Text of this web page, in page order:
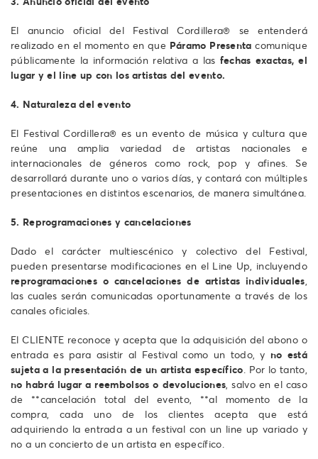
El anuncio oficial del Festival Cordillera® se entenderá
realizado en el momento en que Páramo Presenta comunique
públicamente la información relativa a las fechas exactas, el
lugar y el line up con los artistas del evento.
4. Naturaleza del evento
El Festival Cordillera® es un evento de música y cultura que
reúne una amplia variedad de artistas nacionales e
internacionales de géneros como rock, pop y afines. Se
desarrollará durante uno o varios días, y contará con múltiples
presentaciones en distintos escenarios, de manera simultánea.
5. Reprogramaciones y cancelaciones
Dado el carácter multiescénico y colectivo del Festival,
pueden presentarse modificaciones en el Line Up, incluyendo
reprogramaciones o cancelaciones de artistas individuales,
las cuales serán comunicadas oportunamente a través de los
canales oficiales.
El CLIENTE reconoce y acepta que la adquisición del abono o
entrada es para asistir al Festival como un todo, y no está
sujeta a la presentación de un artista específico. Por lo tanto,
no habrá lugar a reembolsos o devoluciones, salvo en el caso
de **cancelación total del evento, **al momento de la
compra, cada uno de los clientes acepta que está
adquiriendo la entrada a un festival con un line up variado y
no a un concierto de un artista en específico.